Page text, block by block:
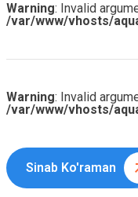
Warning: Invalid
/var/www/vhosts/
Warning: Invalid
/var/www/vhosts/
Sinab Ko'raman